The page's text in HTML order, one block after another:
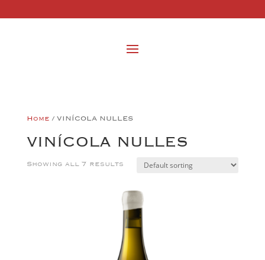
Home / VINÍCOLA NULLES
VINÍCOLA NULLES
Showing all 7 results